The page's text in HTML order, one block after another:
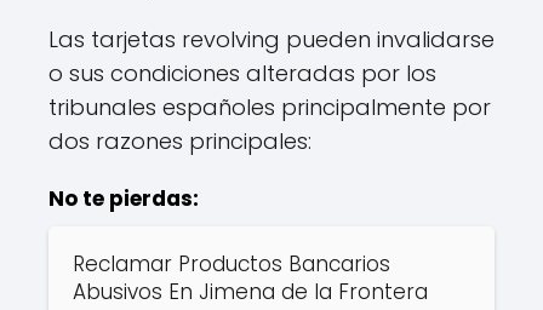
Las tarjetas revolving pueden invalidarse
o sus condiciones alteradas por los
tribunales españoles principalmente por
dos razones principales:
No te pierdas:
Reclamar Productos Bancarios
Abusivos En Jimena de la Frontera